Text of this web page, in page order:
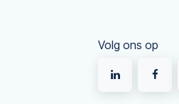
Volg ons op